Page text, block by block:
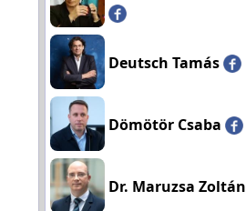
Deutsch Tamás
Dömötör Csaba
Dr. Maruzsa Zoltán